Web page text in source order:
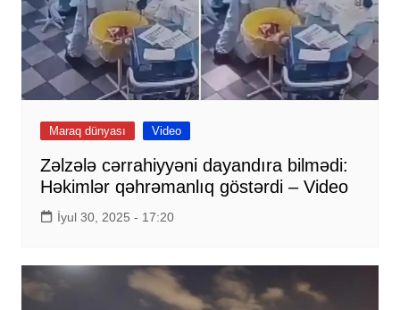
Maraq dünyası Video
Zəlzələ cərrahiyyəni dayandıra bilmədi:
Həkimlər qəhrəmanlıq göstərdi – Video
İyul 30, 2025 - 17:20